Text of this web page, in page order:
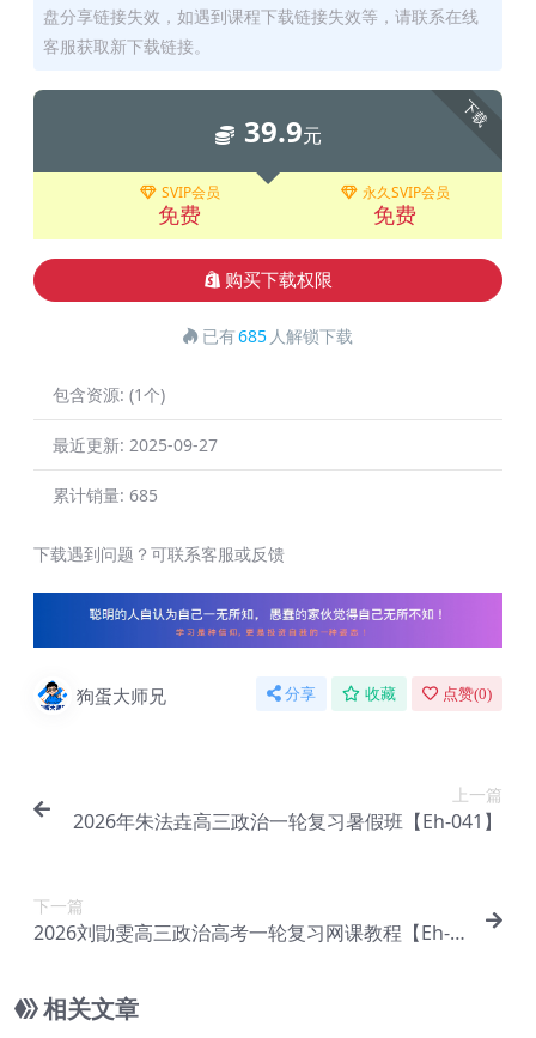
盘分享链接失效，如遇到课程下载链接失效等，请联系在线
客服获取新下载链接。
下载
39.9元
SVIP会员
免费
永久SVIP会员
免费
购买下载权限
已有685 人解锁下载
包含资源: (1个)
最近更新: 2025-09-27
累计销量: 685
下载遇到问题？可联系客服或反馈
狗蛋大师兄 分享 收藏 点赞(0)
上一篇
2026年朱法垚高三政治一轮复习暑假班【Eh-041】
下一篇
2026刘勖雯高三政治高考一轮复习网课教程【Eh-0
相关文章